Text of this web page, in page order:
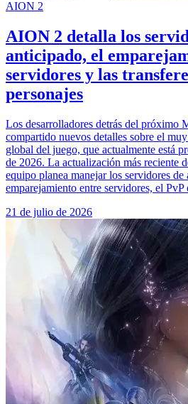
AION 2
AION 2 detalla los
anticipado, el
servidores y las
personajes
Los desarrolladores detrás del
compartido nuevos detalles sobre el
global del juego, que actualmente está
de 2026. La actualización más reciente
equipo planea manejar los servidores de
emparejamiento entre servidores, el
21 de julio de 2026